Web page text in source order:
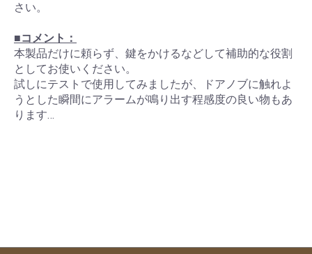
さい。
■コメント：
本製品だけに頼らず、鍵をかけるなどして補助的な役割
としてお使いください。
試しにテストで使用してみましたが、ドアノブに触れよ
うとした瞬間にアラームが鳴り出す程感度の良い物もあ
ります…